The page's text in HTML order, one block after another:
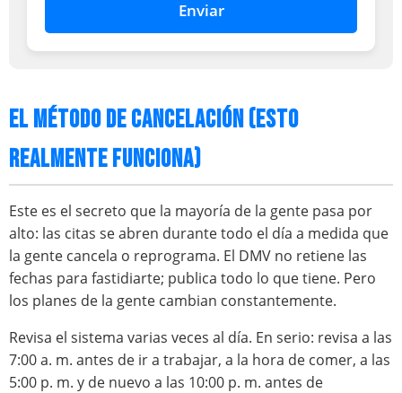
Enviar
EL MÉTODO DE CANCELACIÓN (ESTO
REALMENTE FUNCIONA)
Este es el secreto que la mayoría de la gente pasa por
alto: las citas se abren durante todo el día a medida que
la gente cancela o reprograma. El DMV no retiene las
fechas para fastidiarte; publica todo lo que tiene. Pero
los planes de la gente cambian constantemente.
Revisa el sistema varias veces al día. En serio: revisa a las
7:00 a. m. antes de ir a trabajar, a la hora de comer, a las
5:00 p. m. y de nuevo a las 10:00 p. m. antes de